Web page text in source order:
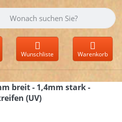
Sie einen Suchbegriff ein.
Wunschliste Warenkorb
breit - 1,4mm stark -
(UV)